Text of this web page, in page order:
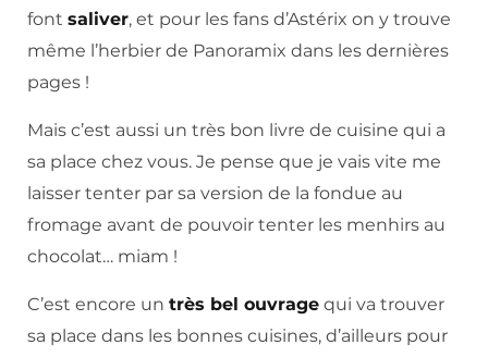
font saliver, et pour les fans d’Astérix on y trouve
même l’herbier de Panoramix dans les dernières
pages !
Mais c’est aussi un très bon livre de cuisine qui a
sa place chez vous. Je pense que je vais vite me
laisser tenter par sa version de la fondue au
fromage avant de pouvoir tenter les menhirs au
chocolat… miam !
C’est encore un très bel ouvrage qui va trouver
sa place dans les bonnes cuisines, d’ailleurs pour